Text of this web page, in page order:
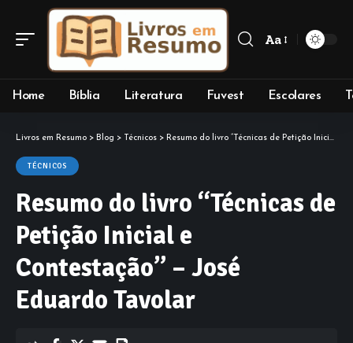
Font
Aa
Home Bíblia Literatura Fuvest Escolares
Livros em Resumo > Blog > Técnicos > Resumo do livro “Técnicas de Petição Inicial e Contestação” – José Eduardo Tavolar
TÉCNICOS
Resumo do livro “Técnicas de
Petição Inicial e
Contestação” – José
Eduardo Tavolar